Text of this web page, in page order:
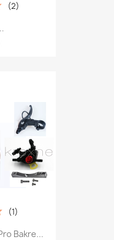
(2)
Bakre...
(1)